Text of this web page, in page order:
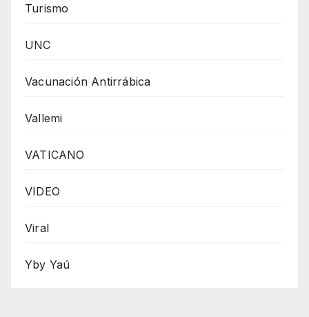
Turismo
UNC
Vacunación Antirrábica
Vallemi
VATICANO
VIDEO
Viral
Yby Yaú